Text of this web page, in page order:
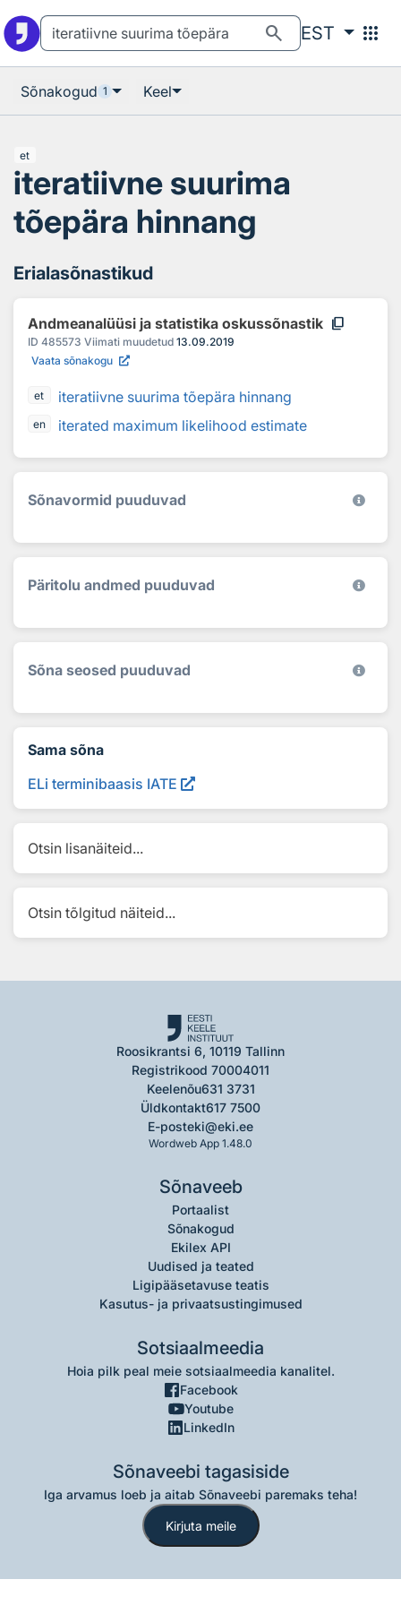
search EST apps
Sõnakogud 1 Keel
et
iteratiivne suurima
tõepära hinnang
Erialasõnastikud
Andmeanalüüsi ja statistika oskussõnastik content_copy
ID 485573 Viimati muudetud 13.09.2019
Vaata sõnakogu
et iteratiivne suurima tõepära hinnang
en iterated maximum likelihood estimate
Sõnavormid puuduvad
Päritolu andmed puuduvad
Sõna seosed puuduvad
Sama sõna
ELi terminibaasis IATE
Otsin lisanäiteid...
Otsin tõlgitud näiteid...
Roosikrantsi 6, 10119 Tallinn
Registrikood 70004011
Keelenõu631 3731
Üldkontakt617 7500
E-posteki@eki.ee
Wordweb App 1.48.0
Sõnaveeb
Portaalist
Sõnakogud
Ekilex API
Uudised ja teated
Ligipääsetavuse teatis
Kasutus- ja privaatsustingimused
Sotsiaalmeedia
Hoia pilk peal meie sotsiaalmeedia kanalitel.
Facebook
Youtube
LinkedIn
Sõnaveebi tagasiside
Iga arvamus loeb ja aitab Sõnaveebi paremaks teha!
Kirjuta meile